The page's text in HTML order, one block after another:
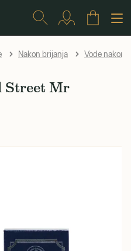
Nakon brijanja Vode nakon
Street Mr